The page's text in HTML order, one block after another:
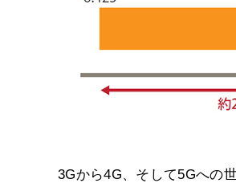
3Gから4G、そして5Gへの